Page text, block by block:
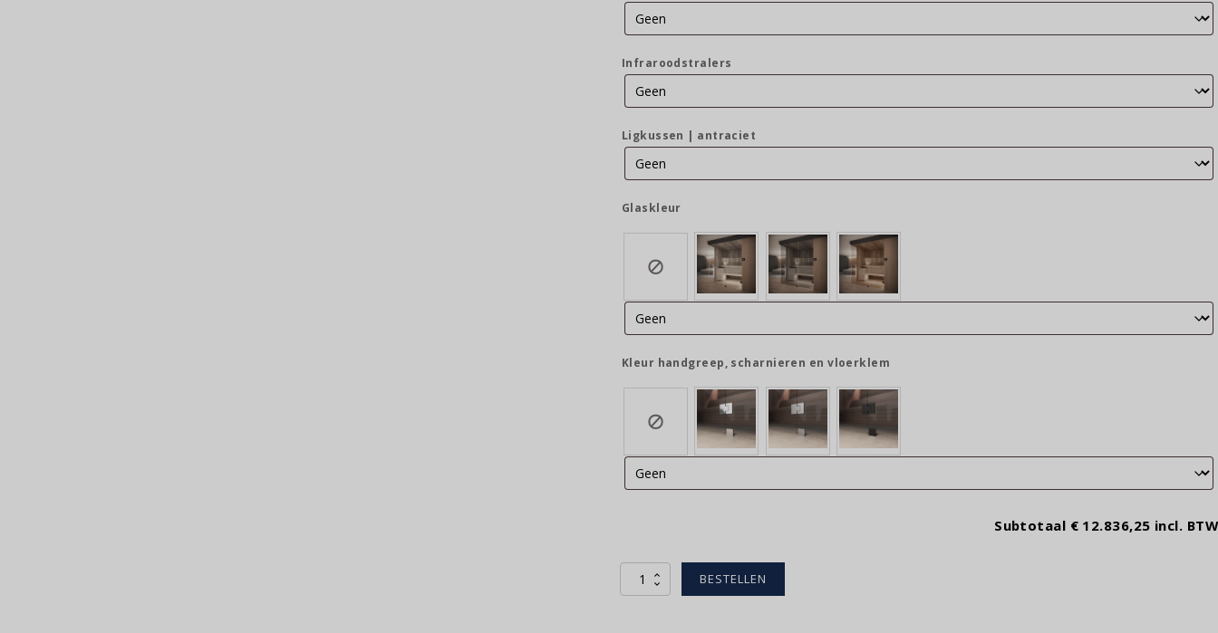
Infraroodstralers
Ligkussen | antraciet
Glaskleur
Kleur handgreep, scharnieren en vloerklem
Subtotaal € 12.836,25 incl. BTW
Serano
line
BESTELLEN